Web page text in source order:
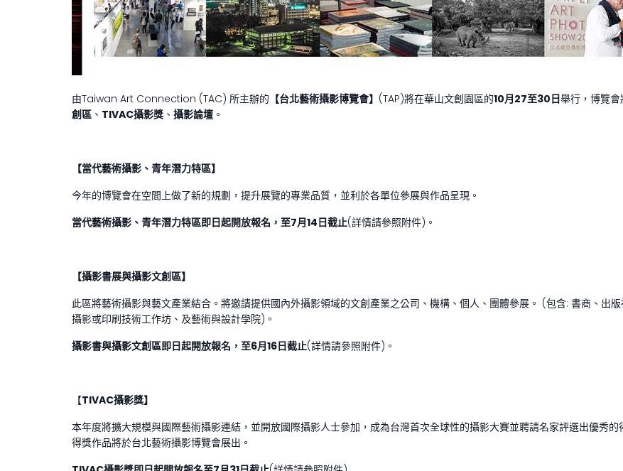
由Taiwan Art Connection (TAC) 所主辦的 【台北藝術攝影博覽會】 (TAP)將在華山文創園區的10月27至30日舉行，博覽
創區 、 TIVAC攝影獎 、 攝影論壇 。
【當代藝術攝影、青年潛力特區】
今年的博覽會在空間上做了新的規劃，提升展覽的專業品質，並利於各單位參展與作品呈現。
當代藝術攝影、青年潛力特區即日起開放報名，至7月14日截止(詳情請參照附件)。
【攝影書展與攝影文創區】
此區將藝術攝影與藝文產業結合。將邀請提供國內外攝影領域的文創產業之公司、機構、個人、團體參展。 (包含: 書商、出
攝影或印刷技術工作坊、及藝術與設計學院)。
攝影書與攝影文創區即日起開放報名，至6月16日截止(詳情請參照附件)。
【TIVAC攝影獎】
本年度將擴大規模與國際藝術攝影連結，並開放國際攝影人士參加，成為台灣首次全球性的攝影大賽並聘請名家評選出優秀的
得獎作品將於台北藝術攝影博覽會展出。